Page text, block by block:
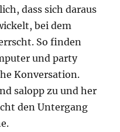
dass sich daraus
bei dem
So finden
und party
Konversation.
salopp zu und her
den Untergang